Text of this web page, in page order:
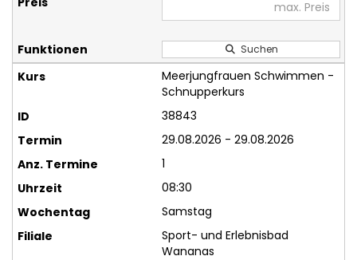
Suchen
Meerjungfrauen Schwimmen -
Schnupperkurs
38843
29.08.2026 - 29.08.2026
1
08:30
Samstag
Sport- und Erlebnisbad
Wananas